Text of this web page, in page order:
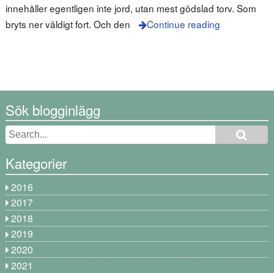
innehåller egentligen inte jord, utan mest gödslad torv. Som
bryts ner väldigt fort. Och den
Continue reading
Sök blogginlägg
Kategorier
2016
2017
2018
2019
2020
2021